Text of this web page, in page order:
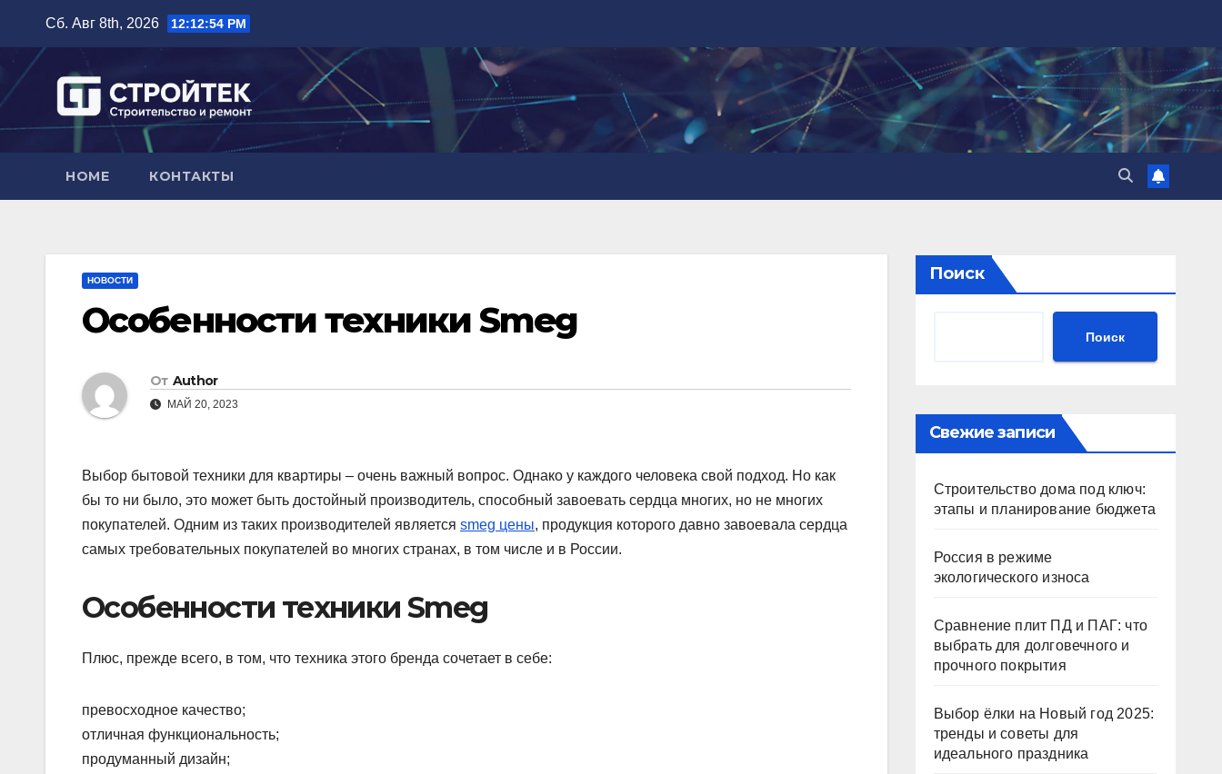
содержимому
Сб. Авг 8th, 2026 12:12:55 PM
HOME КОНТАКТЫ
НОВОСТИ
Особенности техники Smeg
От Author
МАЙ 20, 2023
Выбор бытовой техники для квартиры – очень важный вопрос. Однако у каждого человека свой подход. Но как
бы то ни было, это может быть достойный производитель, способный завоевать сердца многих, но не многих
покупателей. Одним из таких производителей является smeg цены, продукция которого давно завоевала сердца
самых требовательных покупателей во многих странах, в том числе и в России.
Особенности техники Smeg
Плюс, прежде всего, в том, что техника этого бренда сочетает в себе:
превосходное качество;
отличная функциональность;
продуманный дизайн;
Поиск
Поиск
Свежие записи
Строительство дома под ключ:
этапы и планирование бюджета
Россия в режиме
экологического износа
Сравнение плит ПД и ПАГ: что
выбрать для долговечного и
прочного покрытия
Выбор ёлки на Новый год 2025:
тренды и советы для
идеального праздника